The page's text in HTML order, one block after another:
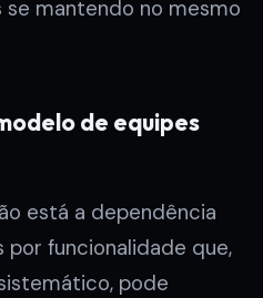
mantendo no mesmo
de equipes
está a dependência
funcionalidade que,
pode